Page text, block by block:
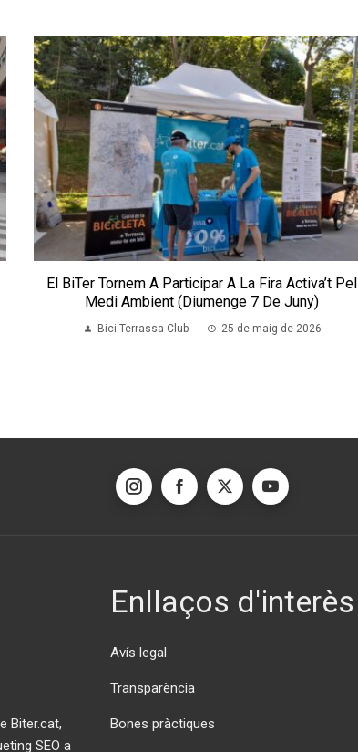
El BiTer Tornem A Participar A La Fira Activa’t Pel
Medi Ambient (diumenge 7 De Juny)
Bici Terrassa Club 25 de maig de 2026
Biter.cat,
SEO a
Enllaços d'interès
Avís legal
Transparència
Bones pràctiques